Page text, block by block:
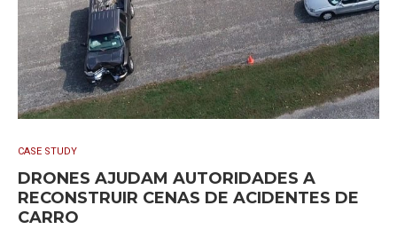
CASE STUDY
DRONES AJUDAM AUTORIDADES A
RECONSTRUIR CENAS DE ACIDENTES DE
CARRO